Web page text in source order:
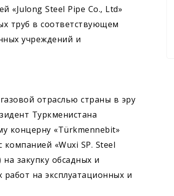
«Julong Steel Pipe Сo., Ltd»
труб в соответствующем
учреждений и
отраслью страны в эру
Туркменистана
концерну «Türkmennebit»
«Wuxi SP. Steel
закупку обсадных и
на эксплуатационных и